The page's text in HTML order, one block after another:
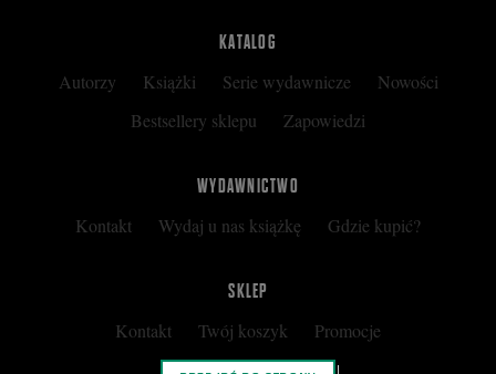
KATALOG
Autorzy Książki Serie wydawnicze
Nowości
Bestsellery sklepu
Zapowiedzi
WYDAWNICTWO
Kontakt Wydaj u nas książkę Gdzie kupić?
SKLEP
Kontakt Twój koszyk
Promocje
Kup kartę podarunkową
Nota prawna